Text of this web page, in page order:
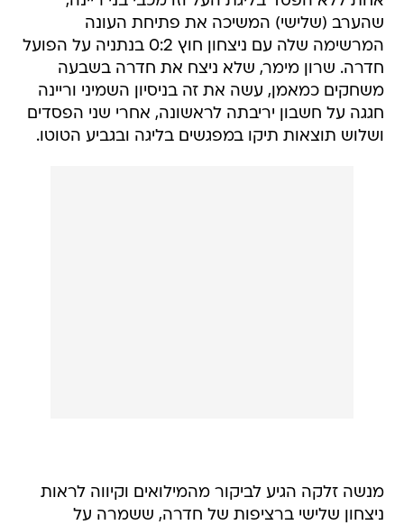
שהערב (שלישי) המשיכה את פתיחת העונה
המרשימה שלה עם ניצחון חוץ 0:2 בנתניה על הפועל
חדרה. שרון מימר, שלא ניצח את חדרה בשבעה
משחקים כמאמן, עשה את זה בניסיון השמיני וריינה
חגגה על חשבון יריבתה לראשונה, אחרי שני הפסדים
ושלוש תוצאות תיקו במפגשים בליגה ובגביע הטוטו.
מנשה זלקה הגיע לביקור מהמילואים וקיווה לראות
ניצחון שלישי ברציפות של חדרה, ששמרה על